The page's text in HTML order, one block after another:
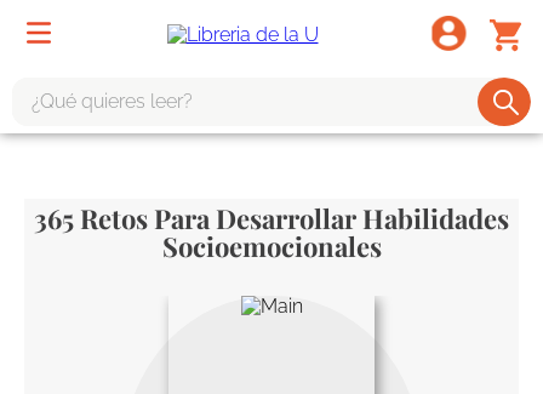
365 Retos Para Desarrollar Habilidades
Socioemocionales
.